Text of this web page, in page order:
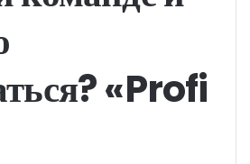
«Profi